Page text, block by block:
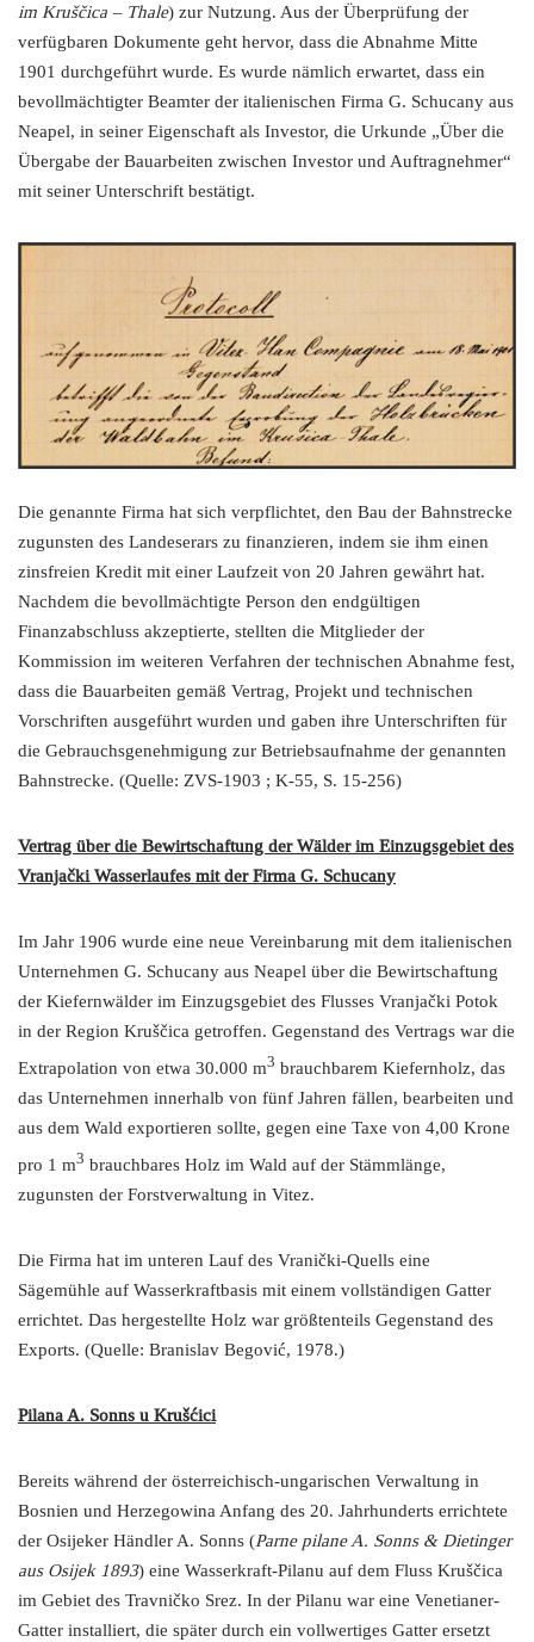
im Kruščica – Thale) zur Nutzung. Aus der Überprüfung der
verfügbaren Dokumente geht hervor, dass die Abnahme Mitte
1901 durchgeführt wurde. Es wurde nämlich erwartet, dass ein
bevollmächtigter Beamter der italienischen Firma G. Schucany aus
Neapel, in seiner Eigenschaft als Investor, die Urkunde „Über die
Übergabe der Bauarbeiten zwischen Investor und Auftragnehmer“
mit seiner Unterschrift bestätigt.
Die genannte Firma hat sich verpflichtet, den Bau der Bahnstrecke
zugunsten des Landeserars zu finanzieren, indem sie ihm einen
zinsfreien Kredit mit einer Laufzeit von 20 Jahren gewährt hat.
Nachdem die bevollmächtigte Person den endgültigen
Finanzabschluss akzeptierte, stellten die Mitglieder der
Kommission im weiteren Verfahren der technischen Abnahme fest,
dass die Bauarbeiten gemäß Vertrag, Projekt und technischen
Vorschriften ausgeführt wurden und gaben ihre Unterschriften für
die Gebrauchsgenehmigung zur Betriebsaufnahme der genannten
Bahnstrecke. (Quelle: ZVS-1903 ; K-55, S. 15-256)
Vertrag über die Bewirtschaftung der Wälder im Einzugsgebiet des
Vranjački Wasserlaufes mit der Firma G. Schucany
Im Jahr 1906 wurde eine neue Vereinbarung mit dem italienischen
Unternehmen G. Schucany aus Neapel über die Bewirtschaftung
der Kiefernwälder im Einzugsgebiet des Flusses Vranjački Potok
in der Region Kruščica getroffen. Gegenstand des Vertrags war die
Extrapolation von etwa 30.000 m3 brauchbarem Kiefernholz, das
das Unternehmen innerhalb von fünf Jahren fällen, bearbeiten und
aus dem Wald exportieren sollte, gegen eine Taxe von 4,00 Krone
pro 1 m3 brauchbares Holz im Wald auf der Stämmlänge,
zugunsten der Forstverwaltung in Vitez.
Die Firma hat im unteren Lauf des Vranički-Quells eine
Sägemühle auf Wasserkraftbasis mit einem vollständigen Gatter
errichtet. Das hergestellte Holz war größtenteils Gegenstand des
Exports. (Quelle: Branislav Begović, 1978.)
Pilana A. Sonns u Krušćici
Bereits während der österreichisch-ungarischen Verwaltung in
Bosnien und Herzegowina Anfang des 20. Jahrhunderts errichtete
der Osijeker Händler A. Sonns (Parne pilane A. Sonns & Dietinger
aus Osijek 1893) eine Wasserkraft-Pilanu auf dem Fluss Kruščica
im Gebiet des Travničko Srez. In der Pilanu war eine Venetianer-
Gatter installiert, die später durch ein vollwertiges Gatter ersetzt